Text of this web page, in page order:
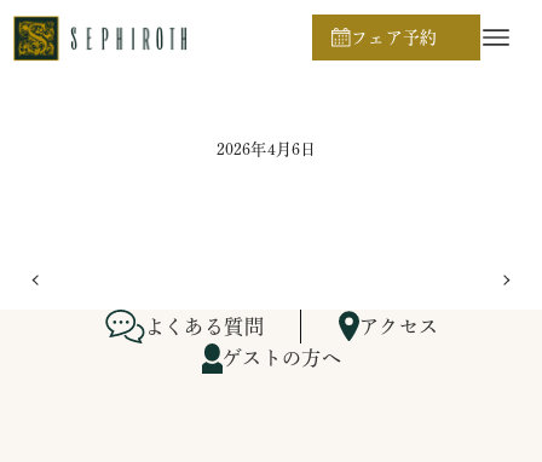
フェア予約
ホーム
2026年4月6日
よくある質問
アクセス
ゲストの方へ